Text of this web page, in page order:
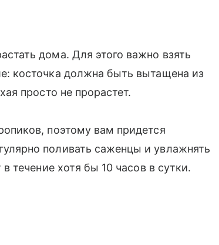
дома. Для этого важно взять
косточка должна быть вытащена из
просто не прорастет.
поэтому вам придется
поливать саженцы и увлажнять
течение хотя бы 10 часов в сутки.